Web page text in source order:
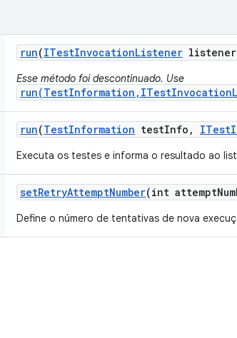
run(ITestInvocationListener
Esse método foi descontinuado. Use
run(TestInformation testInfo , ITest
Executa os testes e informa o resultado ao
setRetryAttemptNumber(int attempt
Define o número de tentativas de nova